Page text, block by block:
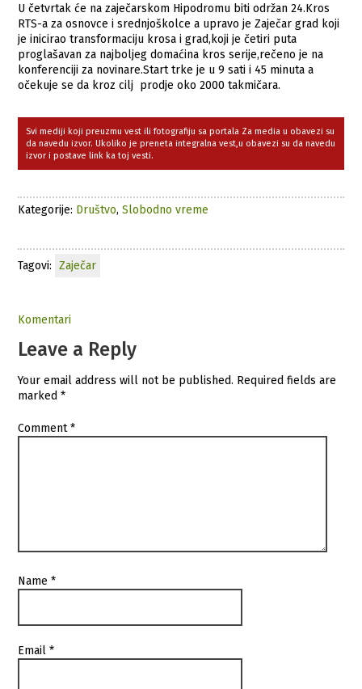
U četvrtak će na zaječarskom Hipodromu biti održan 24.Kros
RTS-a za osnovce i srednjoškolce a upravo je Zaječar grad koji
je inicirao transformaciju krosa i grad,koji je četiri puta
proglašavan za najboljeg domaćina kros serije,rečeno je na
konferenciji za novinare.Start trke je u 9 sati i 45 minuta a
očekuje se da kroz cilj prodje oko 2000 takmičara.
Svi mediji koji preuzmu vest ili fotografiju sa portala Za media u obavezi su
da navedu izvor. Ukoliko je preneta integralna vest,u obavezi su da navedu
izvor i postave link ka toj vesti.
Kategorije: Društvo,Slobodno vreme
Tagovi: Zaječar
Komentari
Leave a Reply
Your email address will not be published. Required fields are
marked*
Comment*
Name*
Email*